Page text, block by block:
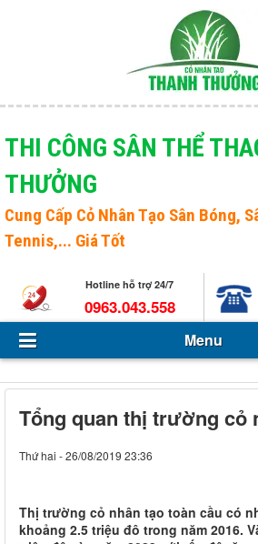
Menu
Giới thiệu
Sản phẩm
Tin Tức - Sự kiện
Tuyển dụng
Liên hệ
THI CÔNG SÂN THỂ
THƯỞNG
Cung Cấp Cỏ Nhân Tạo Sân Bóng,
Tennis,... Giá Tốt
Hotline hỗ trợ 24/7
0963.043.558
Menu
Tổng quan thị trường cỏ
Thứ hai - 26/08/2019 23:36
Thị trường cỏ nhân tạo toàn cầu có
khoảng 2.5 triệu đô trong năm 2016.